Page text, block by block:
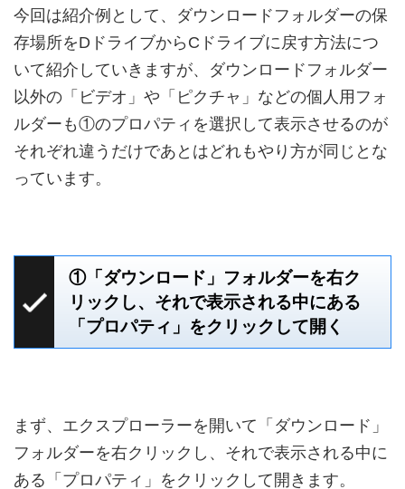
今回は紹介例として、ダウンロードフォルダーの保
存場所をDドライブからCドライブに戻す方法につ
いて紹介していきますが、ダウンロードフォルダー
以外の「ビデオ」や「ピクチャ」などの個人用フォ
ルダーも①のプロパティを選択して表示させるのが
それぞれ違うだけであとはどれもやり方が同じとな
っています。
①「ダウンロード」フォルダーを右ク
リックし、それで表示される中にある
「プロパティ」をクリックして開く
まず、エクスプローラーを開いて「ダウンロード」
フォルダーを右クリックし、それで表示される中に
ある「プロパティ」をクリックして開きます。